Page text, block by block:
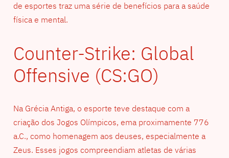
de esportes traz uma série de benefícios para a saúde
física e mental.
Counter-Strike: Global
Offensive (CS:GO)
Na Grécia Antiga, o esporte teve destaque com a
criação dos Jogos Olímpicos, ema proximamente 776
a.C., como homenagem aos deuses, especialmente a
Zeus. Esses jogos compreendiam atletas de várias